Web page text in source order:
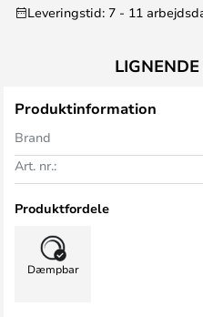
Leveringstid: 7 - 11
Produktinformation
Brand
Art. nr.:
Produktfordele
Dæmpbar